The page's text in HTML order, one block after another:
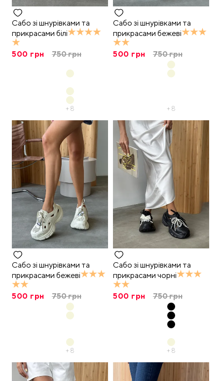
Сабо зі шнурівками та
прикрасами білі
500 грн 750грн
+ 8
Сабо зі шнурівками та
прикрасами бежеві
500 грн 750грн
+ 8
Сабо зі шнурівками та
прикрасами бежеві
500 грн 750грн
+ 8
Сабо зі шнурівками та
прикрасами чорні
500 грн 750грн
+ 8